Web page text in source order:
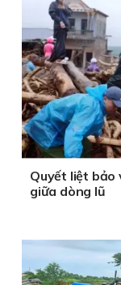
Quyết liệt bảo
giữa dòng lũ